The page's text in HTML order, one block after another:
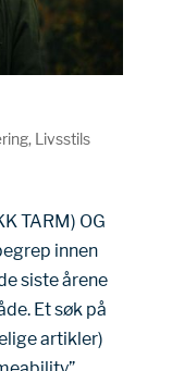
,
Livsstils
TARM) OG
innen
siste årene
Et søk på
artikler)